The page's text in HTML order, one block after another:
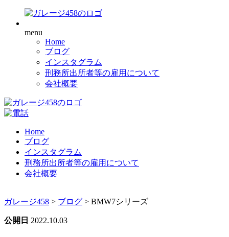
menu
Home
ブログ
インスタグラム
刑務所出所者等の雇用について
会社概要
Home
ブログ
インスタグラム
刑務所出所者等の雇用について
会社概要
ガレージ458 > ブログ > BMW7シリーズ
公開日 2022.10.03